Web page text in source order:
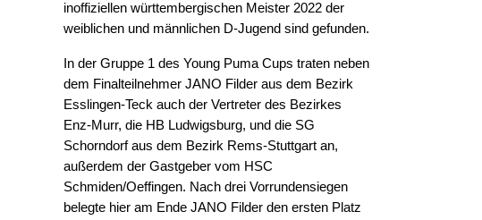
inoffiziellen württembergischen Meister 2022 der
weiblichen und männlichen D-Jugend sind gefunden.
In der Gruppe 1 des Young Puma Cups traten neben
dem Finalteilnehmer JANO Filder aus dem Bezirk
Esslingen-Teck auch der Vertreter des Bezirkes
Enz-Murr, die HB Ludwigsburg, und die SG
Schorndorf aus dem Bezirk Rems-Stuttgart an,
außerdem der Gastgeber vom HSC
Schmiden/Oeffingen. Nach drei Vorrundensiegen
belegte hier am Ende JANO Filder den ersten Platz